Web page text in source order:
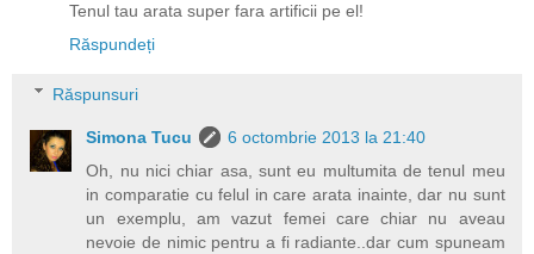
Tenul tau arata super fara artificii pe el!
Răspundeți
Răspunsuri
Simona Tucu
6 octombrie 2013 la 21:40
Oh, nu nici chiar asa, sunt eu multumita de tenul meu
in comparatie cu felul in care arata inainte, dar nu sunt
un exemplu, am vazut femei care chiar nu aveau
nevoie de nimic pentru a fi radiante..dar cum spuneam